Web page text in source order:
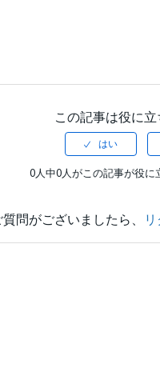
この記事は役に立
0人中0人がこの記事が役に
問がございましたら、